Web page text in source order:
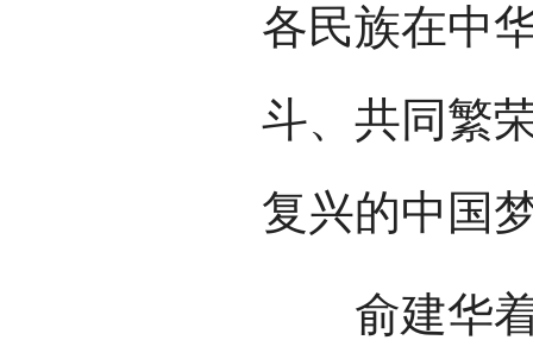
各民族在中
斗、共同繁
复兴的中国
俞建华着